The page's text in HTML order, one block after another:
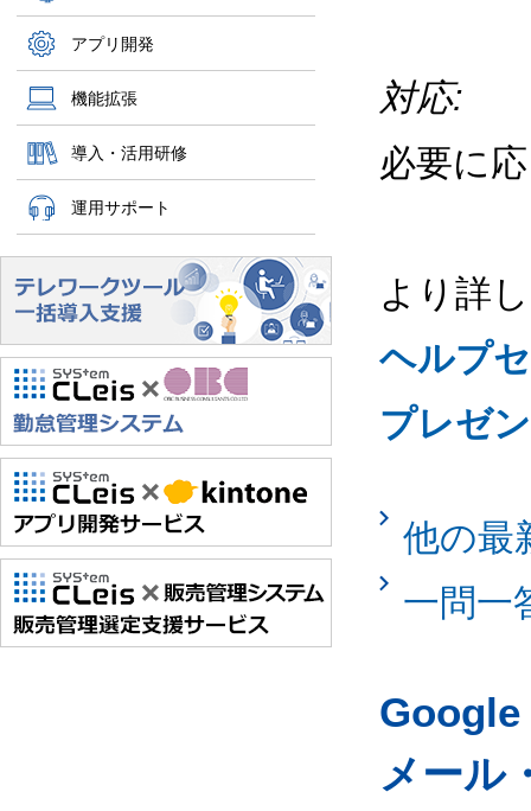
アプリ開発
機能拡張
導入・活用研修
運用サポート
対応:
必要に
より詳
ヘルプ
プレゼ
他の最
一問一
Google
メール